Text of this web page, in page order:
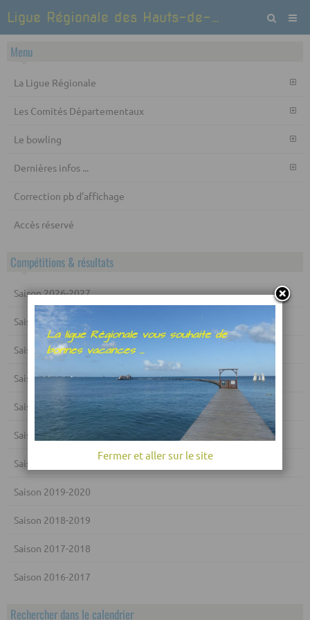
Ligue Régionale des Hauts-de-France de Bowling et Sports de quilles
Menu
La Ligue Régionale
Les Comités Départementaux
Le bowling
Dernières infos ...
Correction pb d'affichage
Accès réservé
Compétitions & résultats
Saison 2026-2027
Saison 2025-2026
Saison 2024-2025
Saison 2023-2024
Saison 2022-2023
Saison 2021-2022
Saison 2020-2021
Saison 2019-2020
Saison 2018-2019
Saison 2017-2018
Saison 2016-2017
Rechercher dans le calendrier
Fermer et aller sur le site